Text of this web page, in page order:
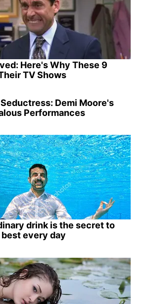
Here's Why These 9
TV Shows
Demi Moore's
Performances
drink is the secret to
every day